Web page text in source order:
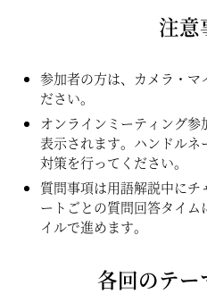
注意
参加者の方は、カメラ・マ
ださい。
オンラインミーティング
表示されます。ハンドルネ
対策を行ってください。
質問事項は用語解説中に
ートごとの質問回答タイ
イルで進めます。
各回のテー